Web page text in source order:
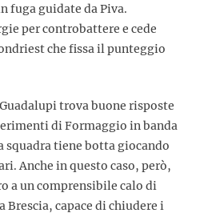
fuga guidate da Piva.
per controbattere e cede
che fissa il punteggio
trova buone risposte
di Formaggio in banda
squadra tiene botta giocando
Anche in questo caso, però,
a un comprensibile calo di
Brescia, capace di chiudere i